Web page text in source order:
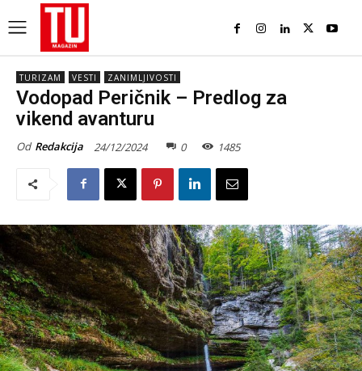
TURIZAM VESTI ZANIMLJIVOSTI
Vodopad Peričnik – Predlog za
vikend avanturu
Od Redakcija 24/12/2024 0 1485